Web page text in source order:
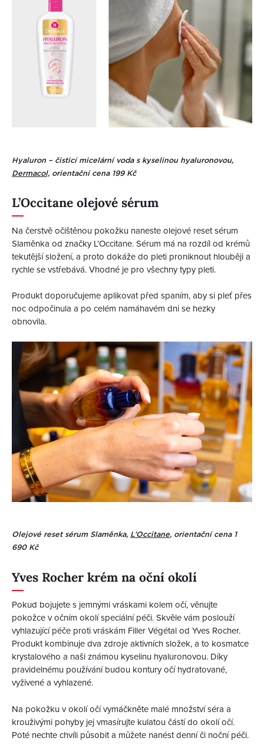
Hyaluron – čisticí micelární voda s kyselinou hyaluronovou,
Dermacol, orientační cena 199 Kč
L’Occitane olejové sérum
Na čerstvě očištěnou pokožku naneste olejové reset sérum
Slaměnka od značky L’Occitane. Sérum má na rozdíl od krémů
tekutější složení, a proto dokáže do pleti proniknout hlouběji a
rychle se vstřebává. Vhodné je pro všechny typy pleti.
Produkt doporučujeme aplikovat před spaním, aby si pleť přes
noc odpočinula a po celém namáhavém dni se hezky
obnovila.
Olejové reset sérum Slaměnka, L’Occitane, orientační cena 1
690 Kč
Yves Rocher krém na oční okolí
Pokud bojujete s jemnými vráskami kolem očí, věnujte
pokožce v očním okolí speciální péči. Skvěle vám poslouží
vyhlazující péče proti vráskám Filler Végétal od Yves Rocher.
Produkt kombinuje dva zdroje aktivních složek, a to kosmatce
krystalového a naši známou kyselinu hyaluronovou. Díky
pravidelnému používání budou kontury očí hydratované,
vyživené a vyhlazené.
Na pokožku v okolí očí vymáčkněte malé množství séra a
krouživými pohyby jej vmasírujte kulatou částí do okolí očí.
Poté nechte chvíli působit a můžete nanést denní či noční péči.